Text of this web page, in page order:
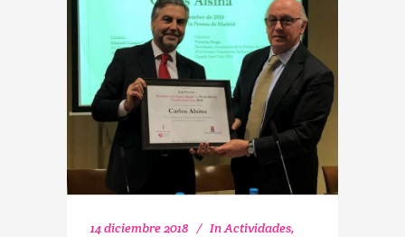
14 diciembre 2018 InActividades,